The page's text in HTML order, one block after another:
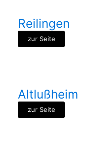
Reilingen
zur Seite
Altlußheim
zur Seite